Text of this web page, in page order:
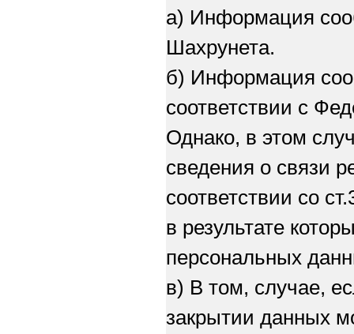
а) Информация
Шахрунета.
б) Информация
соответствии с
Однако, в этом
сведения о связи
соответствии со
в результате
персональных
в) В том, случае,
закрытии данных